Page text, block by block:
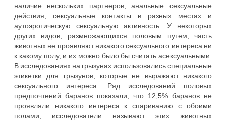
наличие нескольких партнеров, анальные сексуальные
действия, сексуальные контакты в разных местах и
аутоэротическую сексуальную активность. У некоторых
других видов, размножающихся половым путем, часть
животных не проявляют никакого сексуального интереса ни
к какому полу, и их можно было бы считать асексуальными.
В исследованиях на грызунах использовались специальные
этикетки для грызунов, которые не выражают никакого
сексуального интереса. Ряд исследований половых
предпочтений баранов показали, что 12,5% баранов не
проявляли никакого интереса к спариванию с обоими
полами; исследователи называют этих животных